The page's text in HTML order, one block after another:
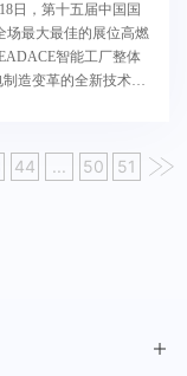
日，第十五届中国国
场最大最佳的展位高燃
智能工厂整体
造变革的全新技术与
44 ... 50 51